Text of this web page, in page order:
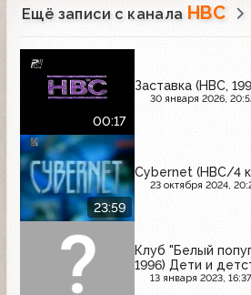
Ещё записи с канала НВС
00:17
Заставка (НВС,
30 января 2026,
23:59
Cybernet (НВС/4
23 октября 2024,
Клуб "Белый
1996) Дети и
13 января 2023, 16:37